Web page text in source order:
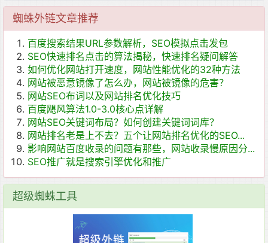
蜘蛛外链文章推荐
百度搜索结果URL参数解析，SEO模拟点击发包
SEO快速排名点击的算法揭秘，快速排名疑问解答
如何优化网站打开速度，网站性能优化的32种方法
网站被恶意镜像了怎么办，网站被镜像的危害？
网站SEO布词以及网站排名优化技巧
百度飓风算法1.0-3.0核心点详解
网站SEO关键词布局？如何创建关键词词库？
网站排名老是上不去？五个让网站排名优化的SEO...
影响网站百度收录的问题有那些，网站收录慢原因分...
SEO推广就是搜索引擎优化和推广
超级蜘蛛工具